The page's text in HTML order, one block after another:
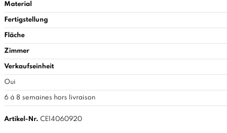
Material
Fertigstellung
Fläche
Zimmer
Verkaufseinheit
Oui
6 à 8 semaines hors livraison
Artikel-Nr. CE14060920